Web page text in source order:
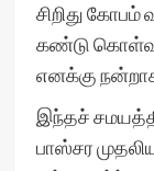
சிறிது
கண்டு
எனக்கு
இந்தச்
பாஸ்சர